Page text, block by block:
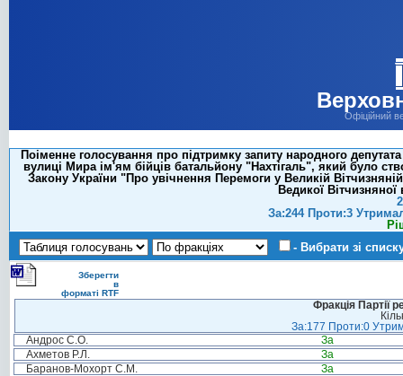
Офіційний
Поіменне голосування про підтримку запиту народного
вулиці Мира ім'ям бійців батальйону "Нахтігаль", який було
Закону України "Про увічнення Перемоги у Великій
Ведикої
За:244 Проти:3
- Вибрати зі
Зберегти
в
форматі RTF
Фракція Партії
За:177 Проти:0
Андрос С.О.
За
Ахметов Р.Л.
За
Баранов-Мохорт С.М.
За